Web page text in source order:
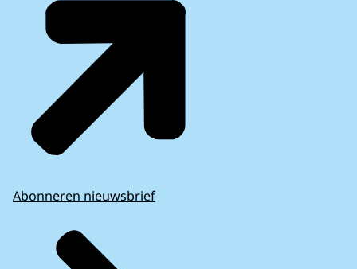
Abonneren nieuwsbrief